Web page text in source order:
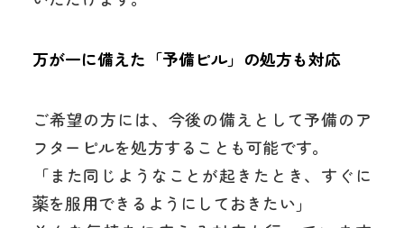
万が一に備えた「予備ピル」の処方も対応
ご希望の方には、今後の備えとして予備のア
フターピルを処方することも可能です。
「また同じようなことが起きたとき、すぐに
薬を服用できるようにしておきたい」